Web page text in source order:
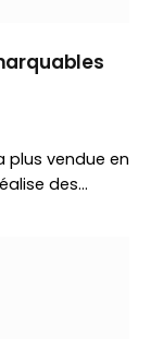
plus vendue en
des…